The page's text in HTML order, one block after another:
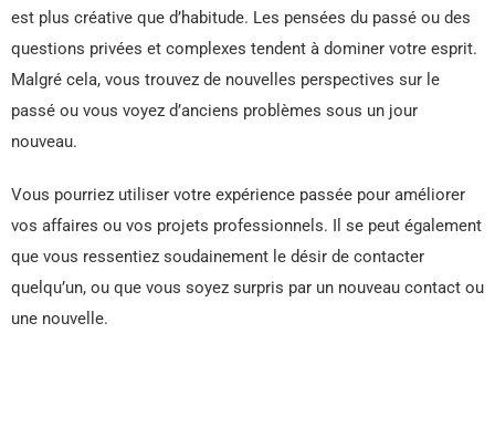
est plus créative que d’habitude. Les pensées du passé ou des
questions privées et complexes tendent à dominer votre esprit.
Malgré cela, vous trouvez de nouvelles perspectives sur le
passé ou vous voyez d’anciens problèmes sous un jour
nouveau.
Vous pourriez utiliser votre expérience passée pour améliorer
vos affaires ou vos projets professionnels. Il se peut également
que vous ressentiez soudainement le désir de contacter
quelqu’un, ou que vous soyez surpris par un nouveau contact ou
une nouvelle.